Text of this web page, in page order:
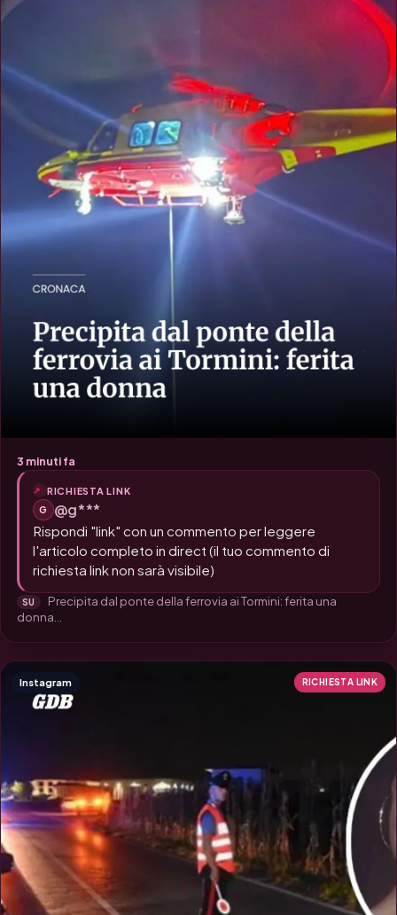
3 minuti fa
RICHIESTA LINK
G @g***
Rispondi "link" con un commento per leggere
l'articolo completo in direct (il tuo commento di
richiesta link non sarà visibile)
SU
donna...
Instagram RICHIESTA LINK